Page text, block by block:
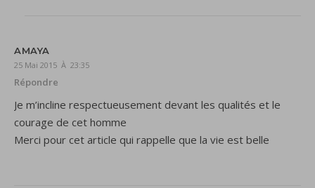
AMAYA
25 Mai 2015 À 23:35
Répondre
Je m’incline respectueusement devant les qualités et le
courage de cet homme
Merci pour cet article qui rappelle que la vie est belle